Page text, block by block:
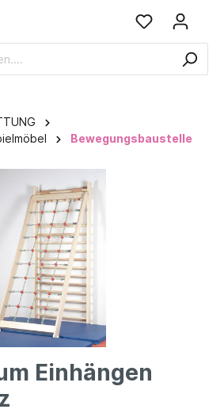
Bewegungsbaustelle
Einhängen